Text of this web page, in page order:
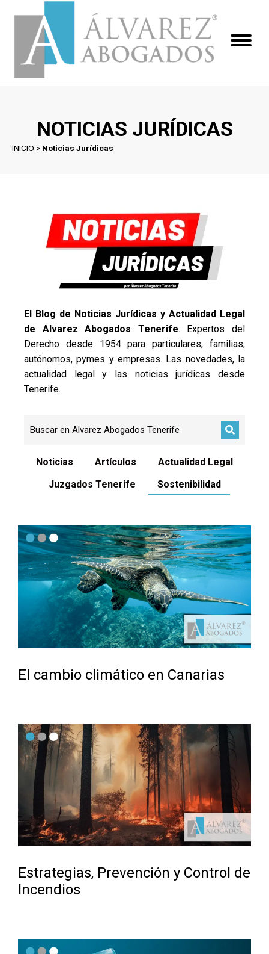
NOTICIAS JURÍDICAS
INICIO > Noticias Jurídicas
El Blog de Noticias Jurídicas y Actualidad Legal
de Alvarez Abogados Tenerife. Expertos del
Derecho desde 1954 para particulares, familias,
autónomos, pymes y empresas. Las novedades, la
actualidad legal y las noticias jurídicas desde
Tenerife.
Noticias Artículos
Actualidad Legal
Juzgados Tenerife
Sostenibilidad
El cambio climático en Canarias
Estrategias, Prevención y Control de
Incendios